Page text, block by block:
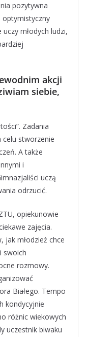
pozytywna
optymistyczny
młodych ludzi,
akcji
siebie,
Zadania
stworzenie
A także
i
uczą
odrzucić.
opiekunowie
zajęcia.
jak młodzież chce
swoich
rozmowy.
Białego. Tempo
kondycyjnie
różnic wiekowych
uczestnik biwaku